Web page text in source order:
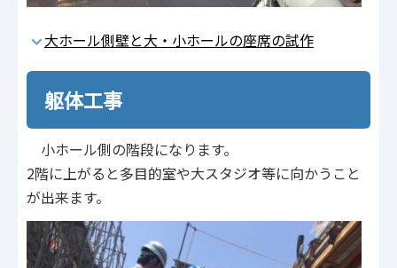
大ホール側壁と大・小ホールの座席の試作
躯体工事
小ホール側の階段になります。
2階に上がると多目的室や大スタジオ等に向かうこと
が出来ます。